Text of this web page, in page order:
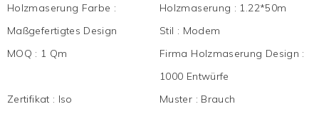
Holzmaserung Farbe :
Maßgefertigtes Design
Holzmaserung : 1.22*50m
Stil : Modem
MOQ : 1 Qm Firma Holzmaserung Design :
1000 Entwürfe
Zertifikat : Iso Muster : Brauch